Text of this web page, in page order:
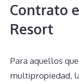
Contrato
Resort
Para aquellos
multipropiedad,